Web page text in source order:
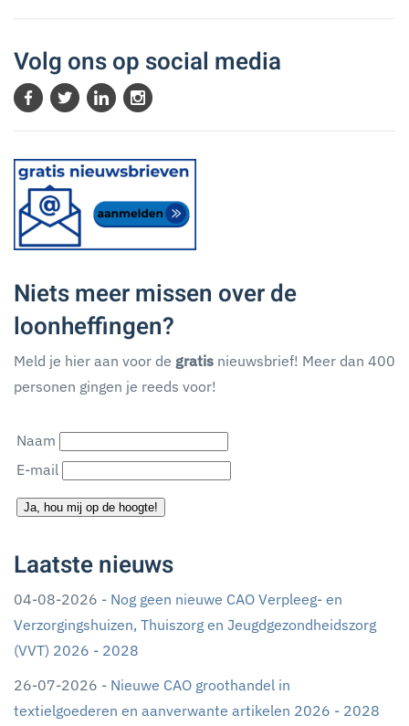
Volg ons op social media
Niets meer missen over de
loonheffingen?
Meld je hier aan voor de gratis nieuwsbrief! Meer dan 400
personen gingen je reeds voor!
Naam
E-mail
Ja, hou mij op de hoogte!
Laatste nieuws
04-08-2026 - Nog geen nieuwe CAO Verpleeg- en
Verzorgingshuizen, Thuiszorg en Jeugdgezondheidszorg
(VVT) 2026 - 2028
26-07-2026 - Nieuwe CAO groothandel in
textielgoederen en aanverwante artikelen 2026 - 2028